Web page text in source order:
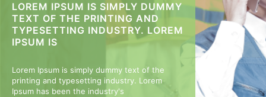
I corsi aziendali piu frequentati
LOREM IPSUM IS SIMPLY DUMMY
TEXT OF THE PRINTING AND
TYPESETTING INDUSTRY. LOREM
IPSUM IS
Lorem Ipsum is simply dummy text of the
printing and typesetting industry. Lorem
Ipsum has been the industry's